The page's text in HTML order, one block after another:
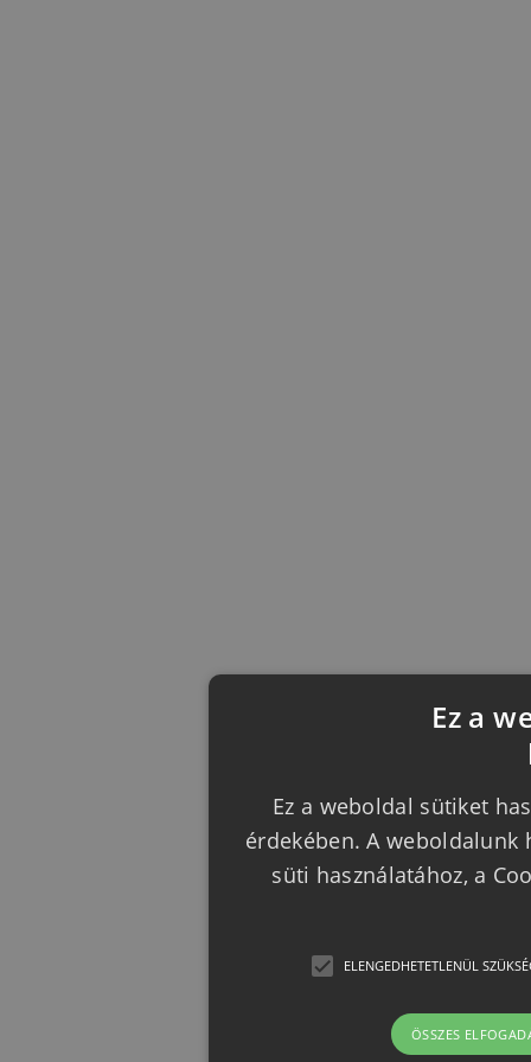
Ez a
Ez a weboldal sütiket
érdekében. A weboldalunk
süti használatához, a
ELENGEDHETETLENÜL
ÖSSZES